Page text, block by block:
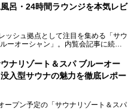
呂・24時間ラウンジを本気レビ
ッシュ拠点として注目を集める「サウ
ーオーシャン」。内覧会記事に続
気持ちよさはもちろん、リラックスス
まで徹底チェック。新横浜エリアで日
たい人、ライブやスポーツ観戦遠征組
ナリゾート＆スパ ブルーオー
入型サウナの魅力を徹底レポー
ープン予定の「サウナリゾート＆スパ